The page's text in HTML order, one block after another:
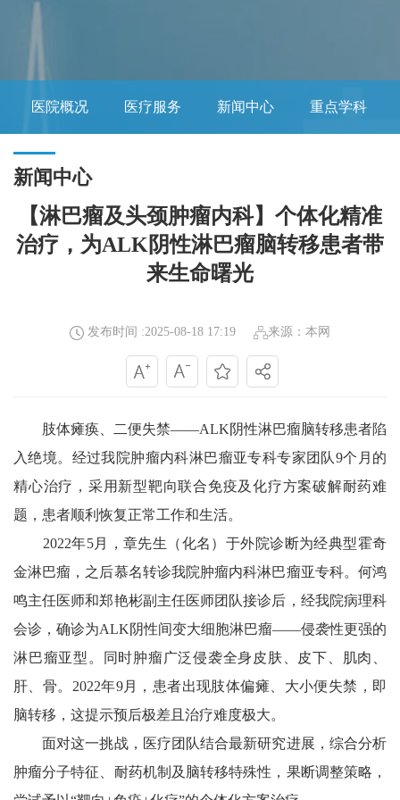
医院概况 医疗服务 新闻中心 重点学科
新闻中心
【淋巴瘤及头颈肿瘤内科】个体化精准
治疗，为ALK阴性淋巴瘤脑转移患者带
来生命曙光
发布时间 :2025-08-18 17:19 来源：本网
肢体瘫痪、二便失禁——ALK阴性淋巴瘤脑转移患者陷
入绝境。经过我院肿瘤内科淋巴瘤亚专科专家团队9个月的
精心治疗，采用新型靶向联合免疫及化疗方案破解耐药难
题，患者顺利恢复正常工作和生活。
2022年5月，章先生（化名）于外院诊断为经典型霍奇
金淋巴瘤，之后慕名转诊我院肿瘤内科淋巴瘤亚专科。何鸿
鸣主任医师和郑艳彬副主任医师团队接诊后，经我院病理科
会诊，确诊为ALK阴性间变大细胞淋巴瘤——侵袭性更强的
淋巴瘤亚型。同时肿瘤广泛侵袭全身皮肤、皮下、肌肉、
肝、骨。2022年9月，患者出现肢体偏瘫、大小便失禁，即
脑转移，这提示预后极差且治疗难度极大。
面对这一挑战，医疗团队结合最新研究进展，综合分析
肿瘤分子特征、耐药机制及脑转移特殊性，果断调整策略，